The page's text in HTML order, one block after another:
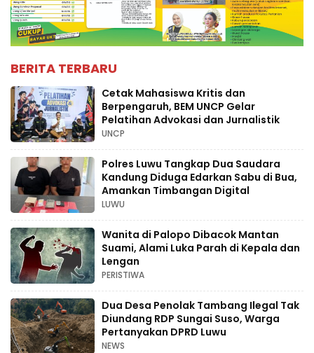
BERITA TERBARU
Cetak Mahasiswa Kritis dan
Berpengaruh, BEM UNCP Gelar
Pelatihan Advokasi dan Jurnalistik
UNCP
Polres Luwu Tangkap Dua Saudara
Kandung Diduga Edarkan Sabu di Bua,
Amankan Timbangan Digital
LUWU
Wanita di Palopo Dibacok Mantan
Suami, Alami Luka Parah di Kepala dan
Lengan
PERISTIWA
Dua Desa Penolak Tambang Ilegal Tak
Diundang RDP Sungai Suso, Warga
Pertanyakan DPRD Luwu
NEWS